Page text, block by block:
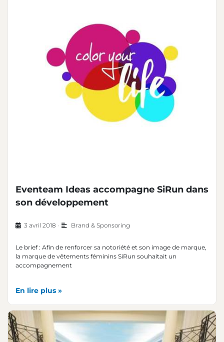
Eventeam Ideas accompagne SiRun dans
son développement
3 avril 2018 • Brand & Sponsoring
Le brief : Afin de renforcer sa notoriété et son image de marque,
la marque de vêtements féminins SiRun souhaitait un
accompagnement
En lire plus »